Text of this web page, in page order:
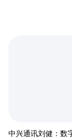
中兴通讯刘健：数